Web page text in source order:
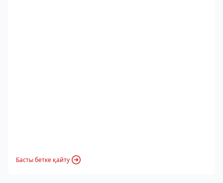
Басты бетке қайту